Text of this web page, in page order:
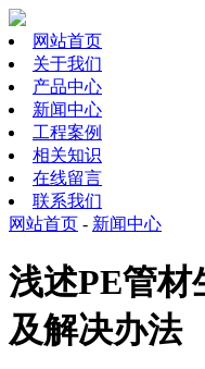
网站首页
关于我们
产品中心
新闻中心
工程案例
相关知识
在线留言
联系我们
网站首页 - 新闻中心
浅述PE管材
及解决办法